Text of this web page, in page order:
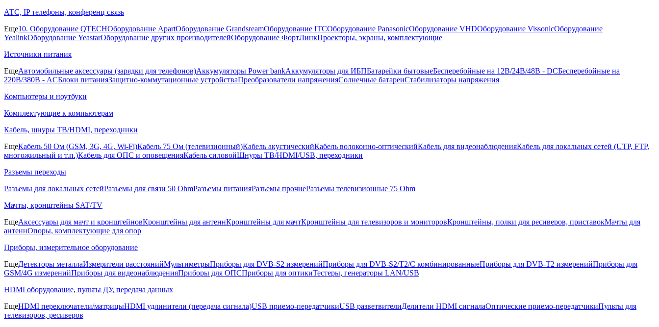
АТС, IP телефоны, конференц связь
Еще10. Оборудование QTECHОборудование ApartОборудование GrandsreamОборудование ITCОборудование PanasonicОборудование VHDОборудование VissonicОборудование
YealinkОборудование YeastarОборудование других производителейОборудование ФортЛинкПроекторы, экраны, комплектующие
Источники питания
ЕщеАвтомобильные аксессуары (зарядки для телефонов)Аккумуляторы Power bankАккумуляторы для ИБПБатарейки бытовыеБесперебойные на 12В/24В/48В - DCБесперебойные на
220В/380В - ACБлоки питанияЗащитно-коммутационные устройстваПреобразователи напряженияСолнечные батареиСтабилизаторы напряжения
Компьютеры и ноутбуки
Комплектующие к компьютерам
Кабель, шнуры ТВ/HDMI, переходники
ЕщеКабель 50 Ом (GSM, 3G, 4G, Wi-Fi)Кабель 75 Ом (телевизионный)Кабель акустическийКабель волоконно-оптическийКабель для видеонаблюденияКабель для локальных сетей (UTP, FTP,
многожильный и т.п.)Кабель для ОПС и оповещенияКабель силовойШнуры ТВ/HDMI/USB, переходники
Разъемы переходы
Разъемы для локальных сетейРазъемы для связи 50 OhmРазъемы питанияРазъемы прочиеРазъемы телевизионные 75 Ohm
Мачты, кронштейны SAT/TV
ЕщеАксессуары для мачт и кронштейновКронштейны для антеннКронштейны для мачтКронштейны для телевизоров и мониторовКронштейны, полки для ресиверов, приставокМачты для
антеннОпоры, комплектующие для опор
Приборы, измерительное оборудование
ЕщеДетекторы металлаИзмерители расстоянийМультиметрыПриборы для DVB-S2 измеренийПриборы для DVB-S2/T2/C комбинированныеПриборы для DVB-T2 измеренийПриборы для
GSM/4G измеренийПриборы для видеонаблюденияПриборы для ОПСПриборы для оптикиТестеры, генераторы LAN/USB
HDMI оборудование, пульты ДУ, передача данных
ЕщеHDMI переключатели/матрицыHDMI удлинители (передача сигнала)USB приемо-передатчикиUSB разветвителиДелители HDMI сигналаОптические приемо-передатчикиПульты для
телевизоров, ресиверов